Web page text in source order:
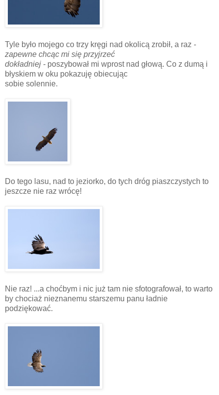
Tyle było mojego co trzy kręgi nad okolicą zrobił, a raz -
zapewne chcąc mi się przyjrzeć
dokładniej - poszybował mi wprost nad głową. Co z dumą i
błyskiem w oku pokazuję obiecując
sobie solennie.
Do tego lasu, nad to jeziorko, do tych dróg piaszczystych to
jeszcze nie raz wrócę!
Nie raz! ...a choćbym i nic już tam nie sfotografował, to warto
by chociaż nieznanemu starszemu panu ładnie
podziękować.